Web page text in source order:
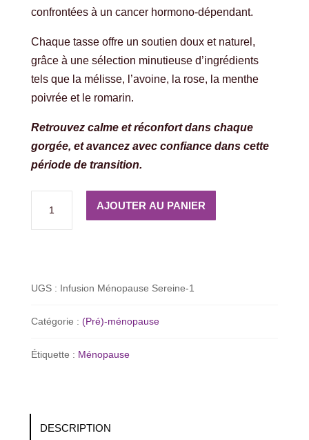
confrontées à un cancer hormono-dépendant.
Chaque tasse offre un soutien doux et naturel,
grâce à une sélection minutieuse d’ingrédients
tels que la mélisse, l’avoine, la rose, la menthe
poivrée et le romarin.
Retrouvez calme et réconfort dans chaque
gorgée, et avancez avec confiance dans cette
période de transition.
-
Douceur
AJOUTER AU PANIER
UGS : Infusion Ménopause Sereine-1
Catégorie : (Pré)-ménopause
Étiquette : Ménopause
DESCRIPTION